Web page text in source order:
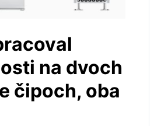
na dvoch
čipoch, oba